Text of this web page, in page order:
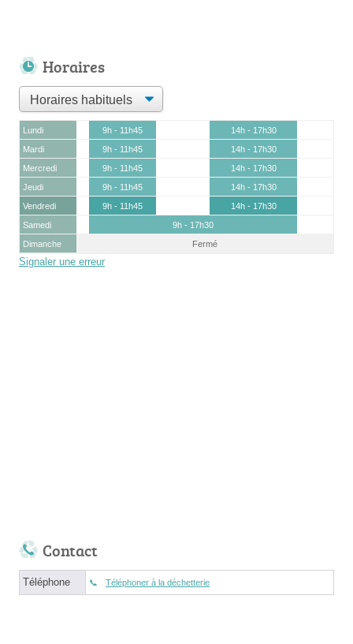
Horaires
Lundi 9h - 11h45
14h - 17h30
Mardi
9h - 11h45
14h - 17h30
Mercredi
9h - 11h45
14h - 17h30
Jeudi
9h - 11h45
14h - 17h30
Vendredi
9h - 11h45
14h - 17h30
Samedi
9h - 17h30
Dimanche
Fermé
Signaler une erreur
Contact
Téléphone Téléphoner à la déchetterie